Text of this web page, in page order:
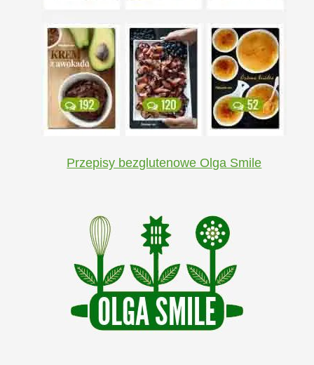
Przepisy bezglutenowe Olga Smile